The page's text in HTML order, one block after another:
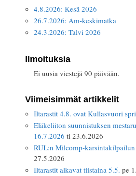
4.8.2026: Kesä 2026
26.7.2026: Am-keskimatka
24.3.2026: Talvi 2026
Ilmoituksia
Ei uusia viestejä 90 päivään.
Viimeisimmät artikkelit
Iltarastit 4.8. ovat Kullasvuori
Eläkeliiton suunnistuksen
16.7.2026 ti 23.6.2026
RUL:n Milcomp-
27.5.2026
Iltarastit alkavat tiistaina 5.5. pe